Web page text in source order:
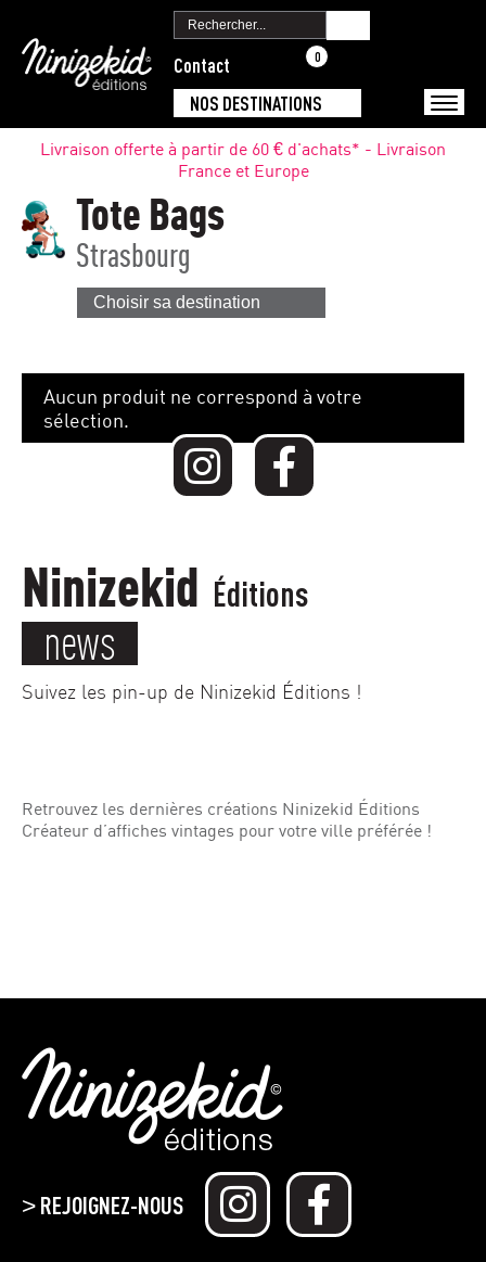
Contact 0
NOS DESTINATIONS
Livraison offerte à partir de 60 € d'achats* - Livraison
France et Europe
Tote Bags
Strasbourg
Choisir sa destination
Aucun produit ne correspond à votre
sélection.
Ninizekid Éditions
news
Suivez les pin-up de Ninizekid Éditions !
Retrouvez les dernières créations Ninizekid Éditions
Créateur d’affiches vintages pour votre ville préférée !
>REJOIGNEZ-NOUS